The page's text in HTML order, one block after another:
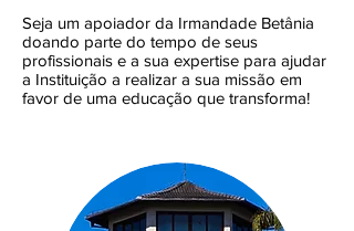
Seja um apoiador da Irmandade Betânia
doando parte do tempo de seus
profissionais e a sua expertise para ajudar
a Instituição a realizar a sua missão em
favor de uma educação que transforma!